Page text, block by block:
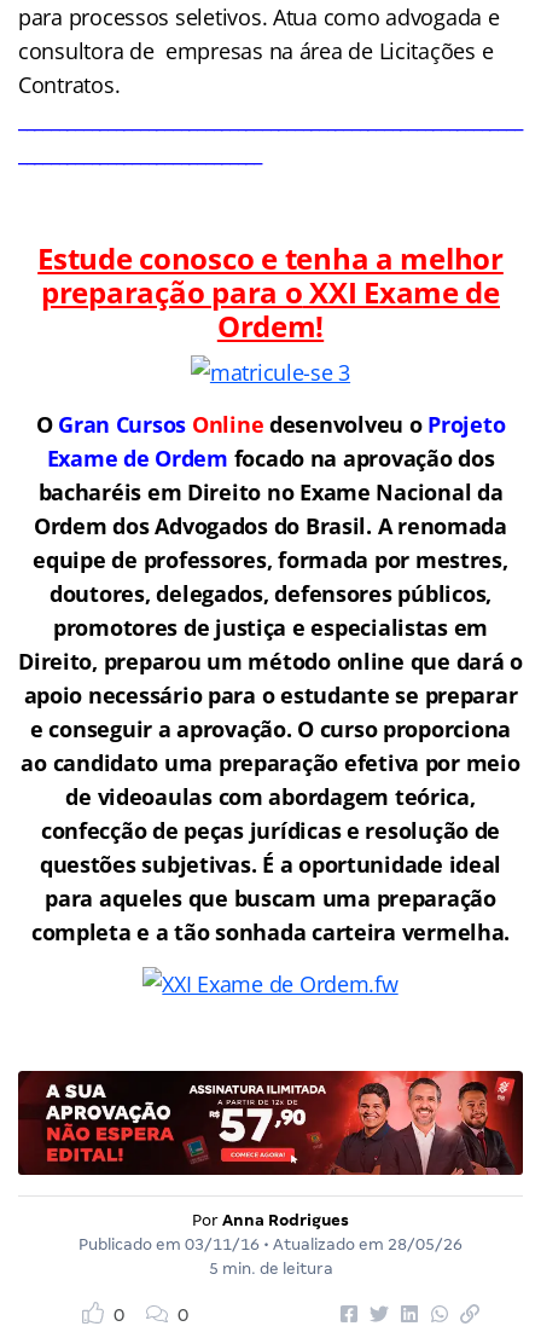
para processos seletivos. Atua como advogada e
consultora de empresas na área de Licitações e
Contratos.
Estude conosco e tenha a melhor
preparação para oXXI Exame de
Ordem!
O Gran Cursos Online desenvolveu o Projeto
Exame de Ordem focado na aprovação dos
bacharéis em Direito no Exame Nacional da
Ordem dos Advogados do Brasil. A renomada
equipe de professores, formada por mestres,
doutores, delegados, defensores públicos,
promotores de justiça e especialistas em
Direito, preparou um método online que dará o
apoio necessário para o estudante se preparar
e conseguir a aprovação. O curso proporciona
ao candidato uma preparação efetiva por meio
de videoaulas com abordagem teórica,
confecção de peças jurídicas e resolução de
questões subjetivas. É a oportunidade ideal
para aqueles que buscam uma preparação
completa e a tão sonhada carteira vermelha.
Por Anna Rodrigues
Publicado em 03/11/16 • Atualizado em 28/05/26
5 min. de leitura
0 0